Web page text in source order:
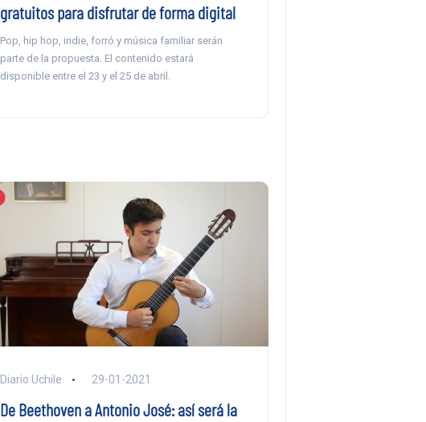
gratuitos para disfrutar de forma digital
Pop, hip hop, indie, forró y música familiar serán
parte de la propuesta. El contenido estará
disponible entre el 23 y el 25 de abril.
Diario Uchile 29-01-2021
De Beethoven a Antonio José: así será la